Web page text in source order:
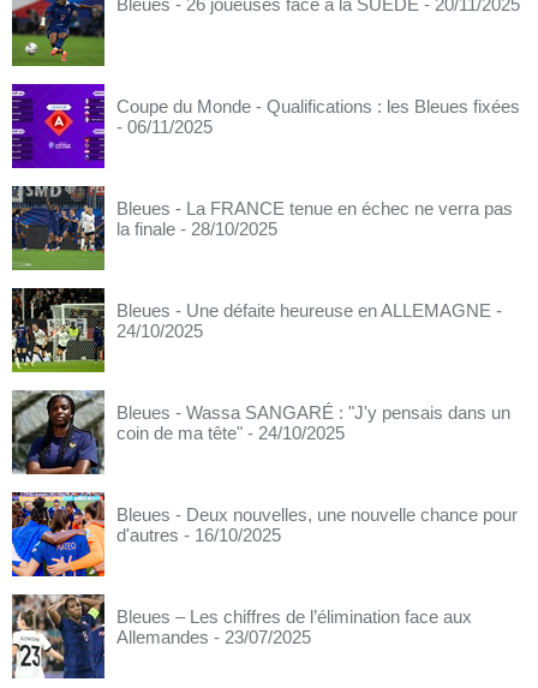
Bleues - 26 joueuses face à la SUÈDE - 20/11/2025
Coupe du Monde - Qualifications : les Bleues fixées
- 06/11/2025
Bleues - La FRANCE tenue en échec ne verra pas
la finale - 28/10/2025
Bleues - Une défaite heureuse en ALLEMAGNE -
24/10/2025
Bleues - Wassa SANGARÉ : "J'y pensais dans un
coin de ma tête" - 24/10/2025
Bleues - Deux nouvelles, une nouvelle chance pour
d'autres - 16/10/2025
Bleues – Les chiffres de l’élimination face aux
Allemandes - 23/07/2025